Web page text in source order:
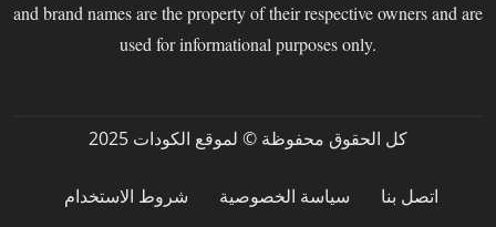
and brand names are the property of their respective owners and are
used for informational purposes only.
كل الحقوق محفوظة © لموقع الكودات 2025
اتصل بنا سياسة الخصوصية شروط الاستخدام